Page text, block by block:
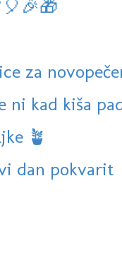
za
ni kad kiša
🪴
dan pokvarit